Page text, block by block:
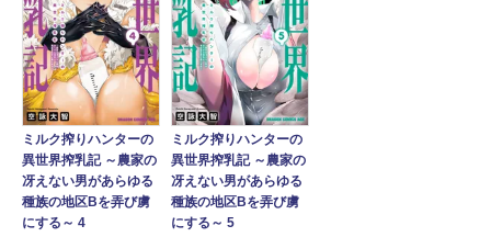
ミルク搾りハンターの
異世界搾乳記 ～農家の
冴えない男があらゆる
種族の地区Bを弄び虜
にする～ 4
ミルク搾りハンターの
異世界搾乳記 ～農家の
冴えない男があらゆる
種族の地区Bを弄び虜
にする～ 5